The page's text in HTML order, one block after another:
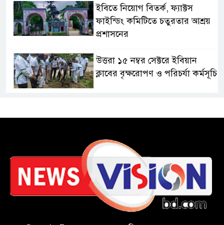
ইবিতে নিয়োগ বিতর্ক, ফ্যাক্টস
ফাইন্ডিং কমিটিতে চতুরতার আশ্রয়
প্রশাসনের
উত্তরা ১৫ নম্বর সেক্টরে ইবিয়ান
ক্লাবের বৃক্ষরোপণ ও পরিচর্যা কর্মসূচি
জামায়াত
কাল মহেশখালী দিয়ে শুরু
প্রধানমন্ত্রীর চট্টগ্রাম সফর
হল দখল করে অছাত্র ও সন্ত্রাসীদের
অভয়ারণ্য করা যাবে না-শিবির